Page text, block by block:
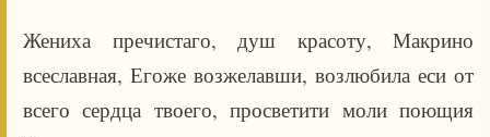
Жениха пречистаго, душ красоту, Макрино
всеславная, Егоже возжелавши, возлюбила еси от
всего сердца твоего, просветити моли поющия